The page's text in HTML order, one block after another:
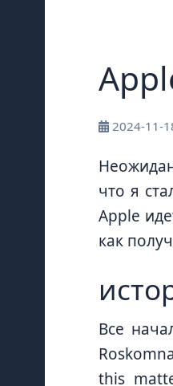
2024-11-
что я
Apple
как
Все
this